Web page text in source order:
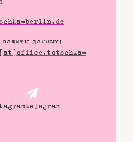
berlin.de
данных:
telegram